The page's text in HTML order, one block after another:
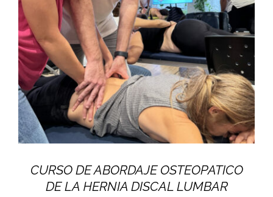
CURSO DE ABORDAJE OSTEOPATICO
DE LA HERNIA DISCAL LUMBAR